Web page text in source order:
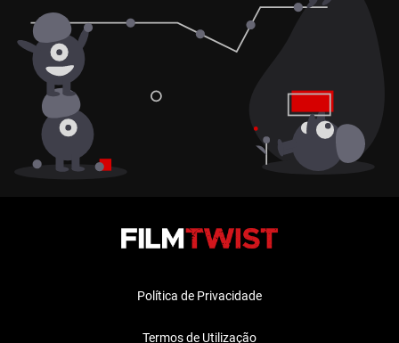
Política de Privacidade
Termos de Utilização